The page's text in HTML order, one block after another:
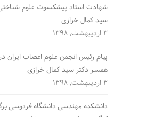
شهادت استاد پیشکسوت علوم
سید کمال خرازی
3 اردیبهشت, 1398
پیام رئیس انجمن علوم اعصاب ایران
همسر دکتر سید کمال خرازی
3 اردیبهشت, 1398
دانشکده مهندسی دانشگاه فردوسی